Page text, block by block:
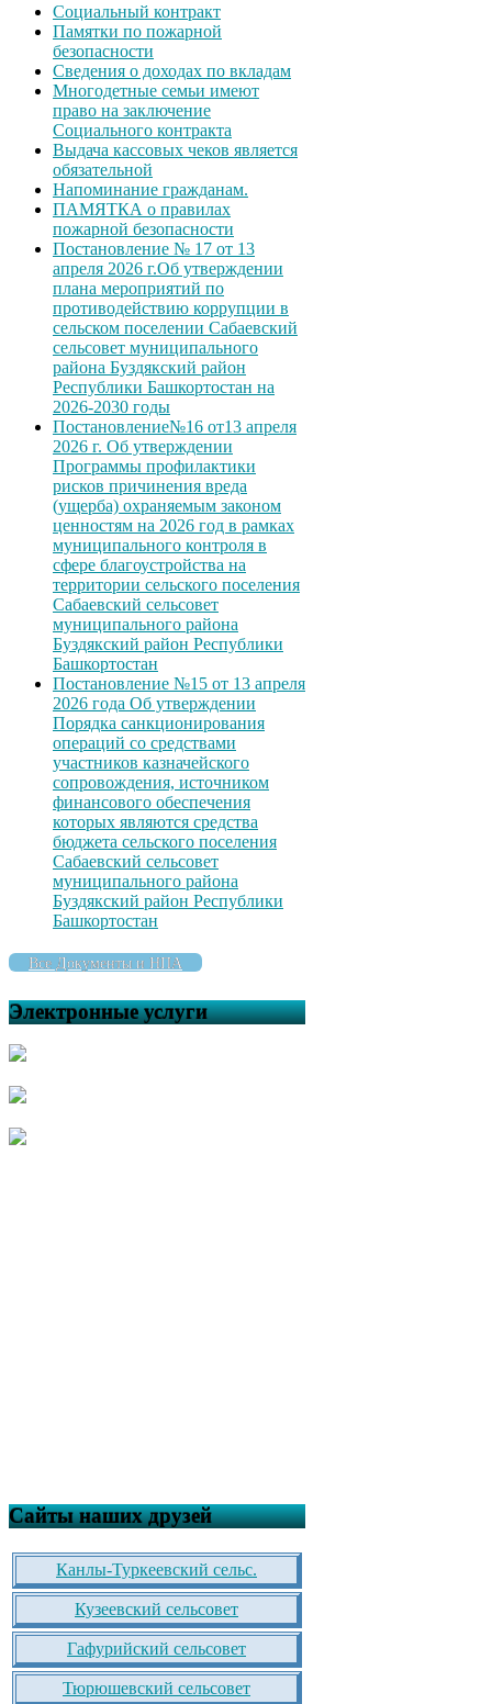
Социальный контракт
Памятки по пожарной
безопасности
Сведения о доходах по вкладам
Многодетные семьи имеют
право на заключение
Социального контракта
Выдача кассовых чеков является
обязательной
Напоминание гражданам.
ПАМЯТКА о правилах
пожарной безопасности
Постановление № 17 от 13
апреля 2026 г.Об утверждении
плана мероприятий по
противодействию коррупции в
сельском поселении Сабаевский
сельсовет муниципального
района Буздякский район
Республики Башкортостан на
2026-2030 годы
Постановление№16 от13 апреля
2026 г. Об утверждении
Программы профилактики
рисков причинения вреда
(ущерба) охраняемым законом
ценностям на 2026 год в рамках
муниципального контроля в
сфере благоустройства на
территории сельского поселения
Сабаевский сельсовет
муниципального района
Буздякский район Республики
Башкортостан
Постановление №15 от 13 апреля
2026 года Об утверждении
Порядка санкционирования
операций со средствами
участников казначейского
сопровождения, источником
финансового обеспечения
которых являются средства
бюджета сельского поселения
Сабаевский сельсовет
муниципального района
Буздякский район Республики
Башкортостан
Все Документы и НПА
Электронные услуги
Сайты наших друзей
Канлы-Туркеевский сельс.
Кузеевский сельсовет
Гафурийский сельсовет
Тюрюшевский сельсовет